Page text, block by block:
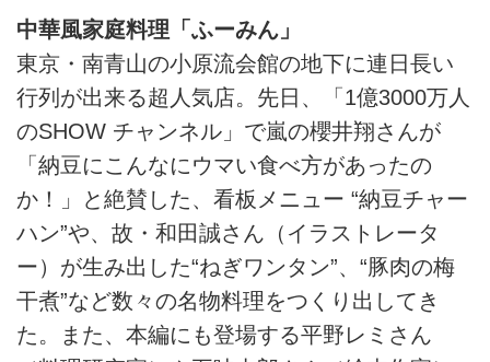
中華風家庭料理「ふーみん」
東京・南青山の小原流会館の地下に連日長い
行列が出来る超人気店。先日、「1億3000万人
のSHOW チャンネル」で嵐の櫻井翔さんが
「納豆にこんなにウマい食べ方があったの
か！」と絶賛した、看板メニュー “納豆チャー
ハン”や、故・和田誠さん（イラストレータ
ー）が生み出した“ねぎワンタン”、“豚肉の梅
干煮”など数々の名物料理をつくり出してき
た。また、本編にも登場する平野レミさん